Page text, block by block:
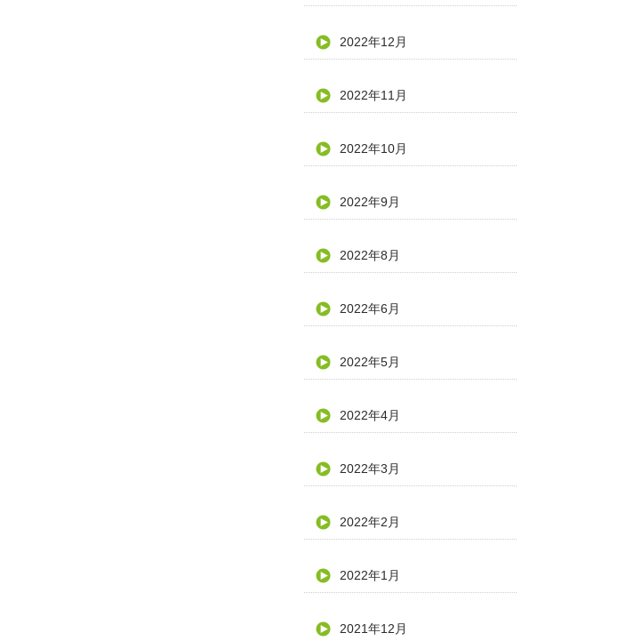
2022年12月
2022年11月
2022年10月
2022年9月
2022年8月
2022年6月
2022年5月
2022年4月
2022年3月
2022年2月
2022年1月
2021年12月